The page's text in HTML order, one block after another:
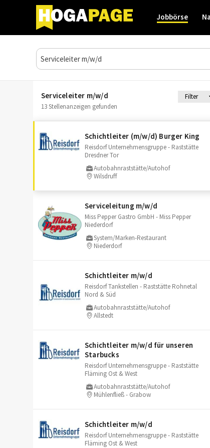
Jobbörse
Serviceleiter m/w/d
Filter
13 Stellenanzeigen gefunden
Schichtleiter (m/​w/​d) Burger King
Reisdorf Unternehmensgruppe - Raststätte
Dresdner Tor
Autobahnraststätte/Autohof
Wilsdruff
Serviceleitung m/​w/​d
Miss Pepper Gastro GmbH - Miss Pepper
Niederdorf
System/Marken-Restaurant
Niederdorf
Schichtleiter m/​w/​d
Reisdorf Tankstellen - Raststätte Rohnetal
Nord & Süd
Autobahnraststätte/Autohof
Allstedt
Schichtleiter m/​w/​d für unseren
Starbucks
Reisdorf Unternehmensgruppe - Raststätte
Fläming Ost & West
Autobahnraststätte/Autohof
Mühlenfließ - Grabow
Schichtleiter m/​w/​d
Reisdorf Unternehmensgruppe - Raststätte
Fläming Ost & West